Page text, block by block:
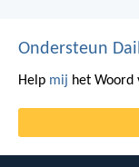
Ondersteun
Help mij het Woord